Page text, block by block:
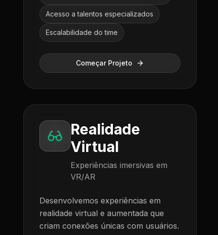
Acesso a talentos especializados
Escalabilidade do time
Começar Projeto
Realidade
Virtual
Experiências imersivas em
VR/AR
Desenvolvemos experiências em
realidade virtual e aumentada que
criam conexões únicas com usuários.